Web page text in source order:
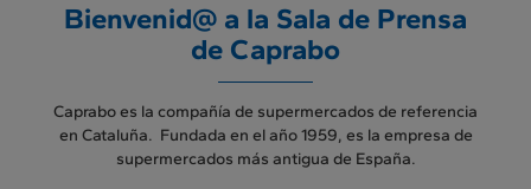
Bienvenid@ a la Sala de Prensa
de Caprabo
Caprabo es la compañía de supermercados de referencia
en Cataluña. Fundada en el año 1959, es la empresa de
supermercados más antigua de España.